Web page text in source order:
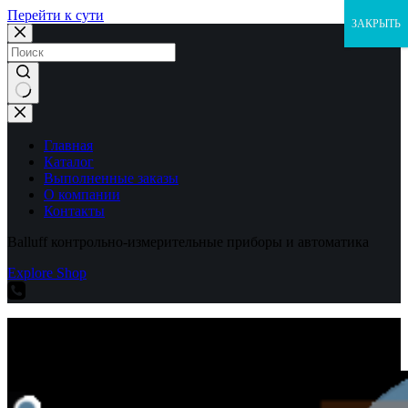
Перейти к сути
Ничего
не
найденоГлавная
Каталог
Выполненные заказы
О компании
Контакты
Balluff контрольно-измерительные приборы и автоматика
Explore Shop
ЗАКРЫТЬ